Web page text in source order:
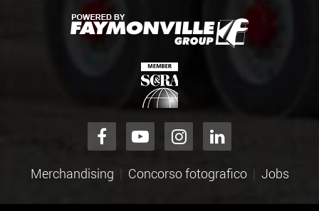
Merchandising Concorso fotografico Jobs